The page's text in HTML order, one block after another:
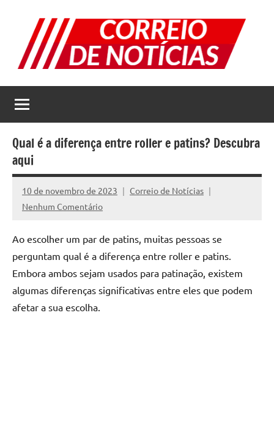
conteúdo
Correio
de
Notícias
as
melhores
notícias
da
internet
Qual é a diferença entre roller e patins? Descubra
aqui
10 de novembro de 2023
Correio de Notícias
Nenhum Comentário
Ao escolher um par de patins, muitas pessoas se
perguntam qual é a diferença entre roller e patins.
Embora ambos sejam usados para patinação, existem
algumas diferenças significativas entre eles que podem
afetar a sua escolha.